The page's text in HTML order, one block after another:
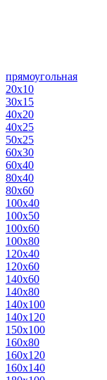
прямоугольная
20х10
30х15
40х20
40х25
50х25
60х30
60х40
80х40
80х60
100х40
100х50
100х60
100х80
120х40
120х60
140х60
140х80
140х100
140х120
150х100
160х80
160х120
160х140